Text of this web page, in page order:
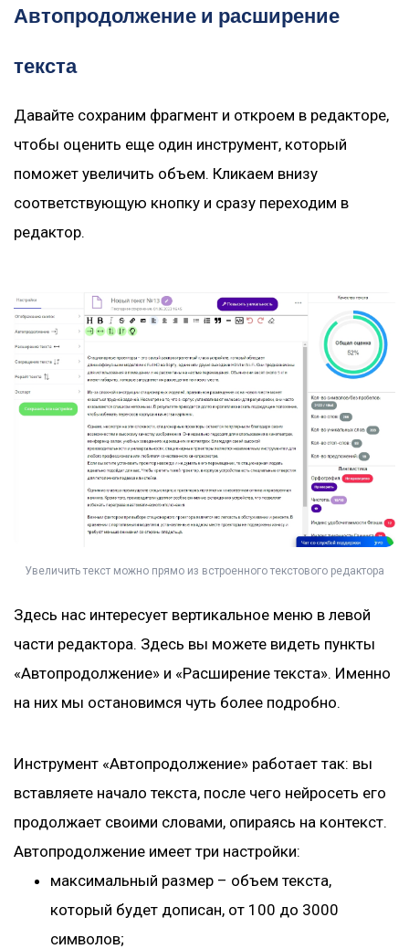
Автопродолжение и расширение
текста
Давайте сохраним фрагмент и откроем в редакторе,
чтобы оценить еще один инструмент, который
поможет увеличить объем. Кликаем внизу
соответствующую кнопку и сразу переходим в
редактор.
Увеличить текст можно прямо из встроенного текстового редактора
Здесь нас интересует вертикальное меню в левой
части редактора. Здесь вы можете видеть пункты
«Автопродолжение» и «Расширение текста». Именно
на них мы остановимся чуть более подробно.
Инструмент «Автопродолжение» работает так: вы
вставляете начало текста, после чего нейросеть его
продолжает своими словами, опираясь на контекст.
Автопродолжение имеет три настройки:
максимальный размер – объем текста,
который будет дописан, от 100 до 3000
символов;